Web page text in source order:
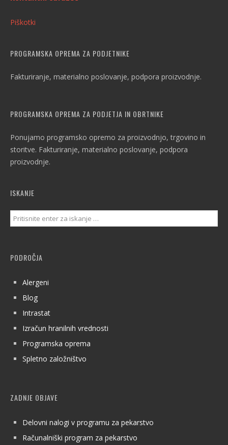
Piškotki
PROGRAMSKA OPREMA ZA PODJETNIKE
Fakturiranje, materialno poslovanje, podpora proizvodnje.
PROGRAMSKA OPREMA ZA PODJETJA IN OBRTNIKE
Ponujamo programsko opremo za proizvodnjo, trgovino in
storitve. Fakturiranje, materialno poslovanje, podpora
proizvodnje.
ISKANJE
PODROČJA
Alergeni
Blog
Intrastat
Izračun hranilnih vrednosti
Programska oprema
Spletno založništvo
ZADNJE OBJAVE
Delovni nalogi v programu za pekarstvo
Računalniški program za pekarstvo